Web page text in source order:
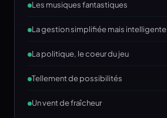
Les musiques fantastiques
La gestion simplifiée mais intelligente
La politique, le coeur du jeu
Tellement de possibilités
Un vent de fraîcheur